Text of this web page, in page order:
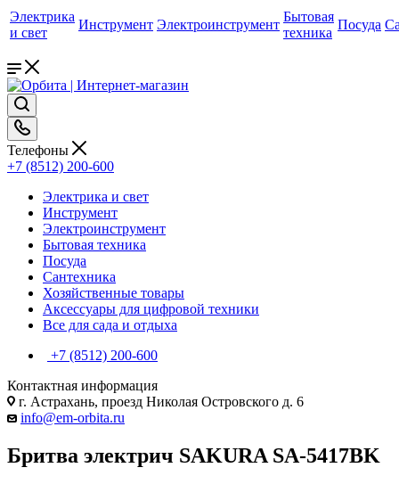
Электрика
и свет
Инструмент Электроинструмент
Бытовая
техника
Посуда
Телефоны
+7 (8512) 200-600
Электрика и свет
Инструмент
Электроинструмент
Бытовая техника
Посуда
Сантехника
Хозяйственные товары
Аксессуары для цифровой техники
Все для сада и отдыха
+7 (8512) 200-600
Контактная информация
г. Астрахань, проезд Николая Островского д. 6
info@em-orbita.ru
Бритва электрич SAKURA SA-5417BK